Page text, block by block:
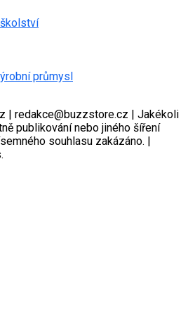
průmysl
| redakce@buzzstore.cz | Jakékoli
publikování nebo jiného šíření
souhlasu zakázáno. |